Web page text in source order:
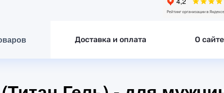
Доставка и оплата О сайте